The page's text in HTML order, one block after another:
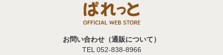
お問い合わせ（通販について）
TEL 052-838-8966